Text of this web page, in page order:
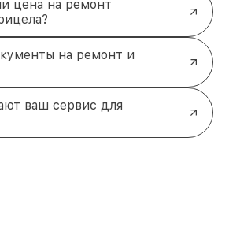
цена на ремонт
на ремонт и
ваш сервис для